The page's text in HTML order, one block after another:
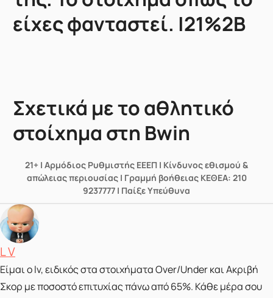
είχες φανταστεί. |21%2B
Σχετικά με το αθλητικό
στοίχημα στη Bwin
21+ | Αρμόδιος Ρυθμιστής ΕΕΕΠ | Κίνδυνος εθισμού &
απώλειας περιουσίας | Γραμμή βοήθειας ΚΕΘΕΑ: 210
9237777 | Παίξε Υπεύθυνα
Posted by
L V
Είμαι ο lv, ειδικός στα στοιχήματα Over/Under και Ακριβή
Σκορ με ποσοστό επιτυχίας πάνω από 65%. Κάθε μέρα σου